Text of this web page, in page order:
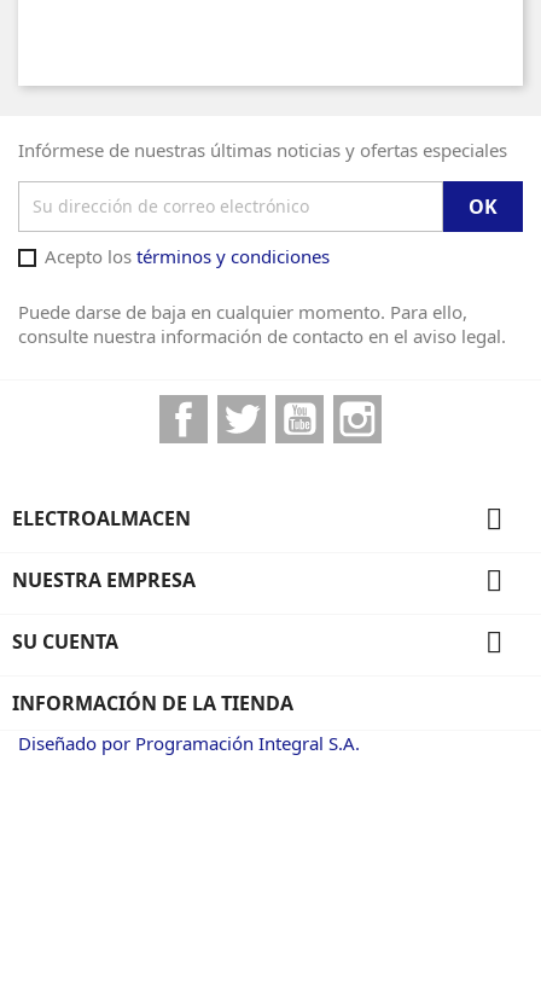
Infórmese de nuestras últimas noticias y ofertas especiales
Acepto los términos y condiciones
Puede darse de baja en cualquier momento. Para ello,
consulte nuestra información de contacto en el aviso legal.
FacebookTwitter YouTube
ELECTROALMACEN 
NUESTRA EMPRESA 
SU CUENTA 
INFORMACIÓN DE LA TIENDA
Diseñado por Programación Integral S.A.